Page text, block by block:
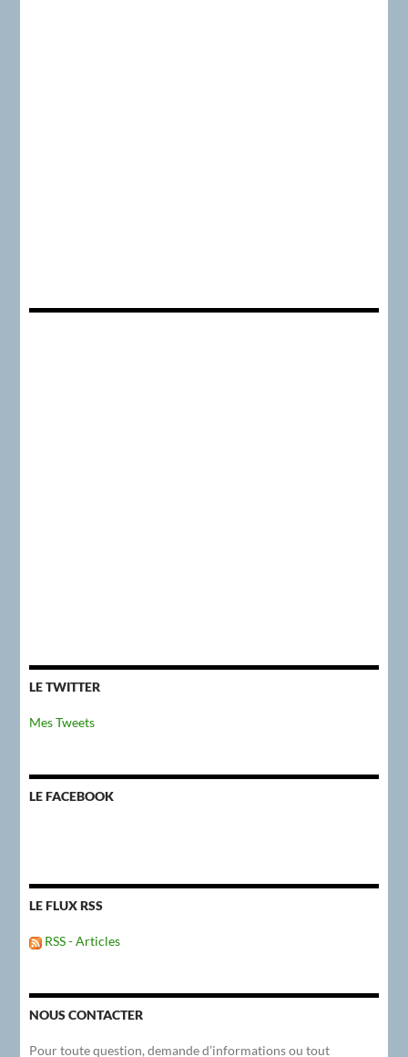
LE TWITTER
Mes Tweets
LE FACEBOOK
LE FLUX RSS
RSS - Articles
NOUS CONTACTER
Pour toute question, demande d’informations ou tout